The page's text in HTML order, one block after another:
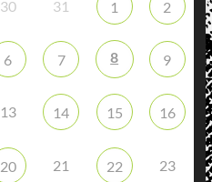
30 31 1 2
6 7 8 9
13 14 15 16
20 21 22 23